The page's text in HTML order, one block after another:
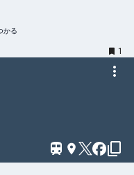
かる
1